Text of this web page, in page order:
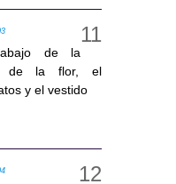
de la
de la flor, el
y el vestido